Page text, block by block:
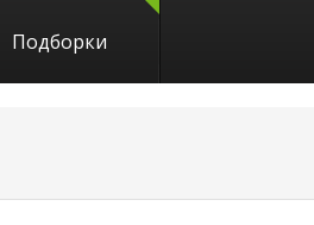
Подборки